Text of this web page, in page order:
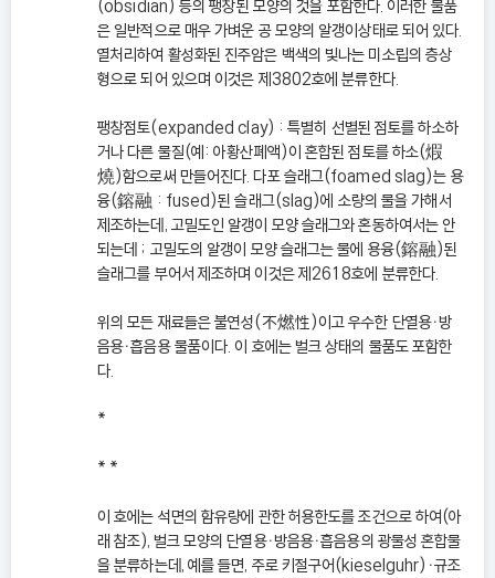
(obsidian) 등의 팽창된 모양의 것을 포함한다. 이러한 물품
은 일반적으로 매우 가벼운 공 모양의 알갱이상태로 되어 있다.
열처리하여 활성화된 진주암은 백색의 빛나는 미소립의 층상
형으로 되어 있으며 이것은 제3802호에 분류한다.
팽창점토(expanded clay) : 특별히 선별된 점토를 하소하
거나 다른 물질(예: 아황산폐액)이 혼합된 점토를 하소(煆
燒)함으로써 만들어진다. 다포 슬래그(foamed slag)는 용
융(鎔融 : fused)된 슬래그(slag)에 소량의 물을 가해서
제조하는데, 고밀도인 알갱이 모양 슬래그와 혼동하여서는 안
되는데 ; 고밀도의 알갱이 모양 슬래그는 물에 용융(鎔融)된
슬래그를 부어서 제조하며 이것은 제2618호에 분류한다.
위의 모든 재료들은 불연성(不燃性)이고 우수한 단열용ㆍ방
음용ㆍ흡음용 물품이다. 이 호에는 벌크 상태의 물품도 포함한
다.
*
* *
이 호에는 석면의 함유량에 관한 허용한도를 조건으로 하여(아
래 참조), 벌크 모양의 단열용ㆍ방음용ㆍ흡음용의 광물성 혼합물
을 분류하는데, 예를 들면, 주로 키절구어(kieselguhr)ㆍ규조